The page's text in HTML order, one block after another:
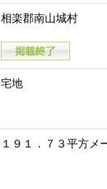
相楽郡南山城村
宅地
１９１．７３平方メ